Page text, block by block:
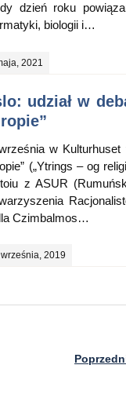
dzień roku
biologii i…
2021
udział w
w Kulturhuset
(„Ytrings – og
z ASUR
Czimbalmos…
2019